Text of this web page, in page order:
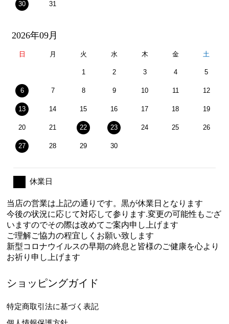
30 31
2026年09月
日 月 火 水 木 金 土
1 2 3 4 5
6 7 8 9 10 11 12
13 14 15 16 17 18 19
20 21 22 23 24 25 26
27 28 29 30
休業日
当店の営業は上記の通りです。黒が休業日となります
今後の状況に応じて対応して参ります.変更の可能性もござ
いますのでその際は改めてご案内申し上げます
ご理解ご協力の程宜しくお願い致します
新型コロナウイルスの早期の終息と皆様のご健康を心より
お祈り申し上げます
ショッピングガイド
特定商取引法に基づく表記